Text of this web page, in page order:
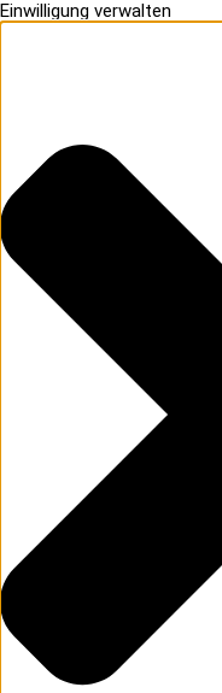
Einwilligung verwalten